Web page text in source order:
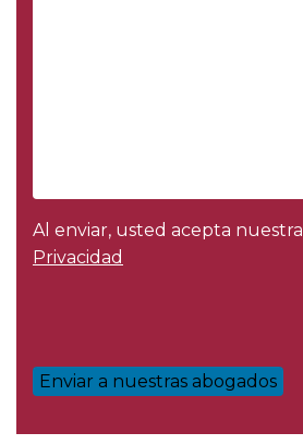
Al enviar, usted acepta nuestra
Privacidad